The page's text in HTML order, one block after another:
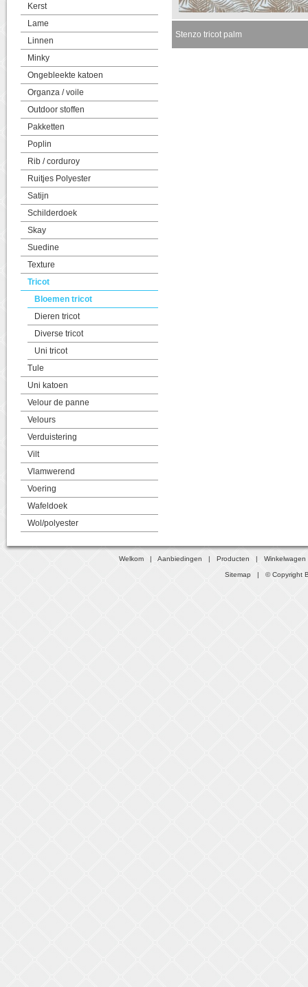
Kerst
Lame
Linnen
Minky
Ongebleekte katoen
Organza / voile
Outdoor stoffen
Pakketten
Poplin
Rib / corduroy
Ruitjes Polyester
Satijn
Schilderdoek
Skay
Suedine
Texture
Tricot
Bloemen tricot
Dieren tricot
Diverse tricot
Uni tricot
Tule
Uni katoen
Velour de panne
Velours
Verduistering
Vilt
Vlamwerend
Voering
Wafeldoek
Wol/polyester
Stenzo tricot palm
Welkom |Aanbiedingen |Producten |Winkelwagen
Sitemap | © Copyright